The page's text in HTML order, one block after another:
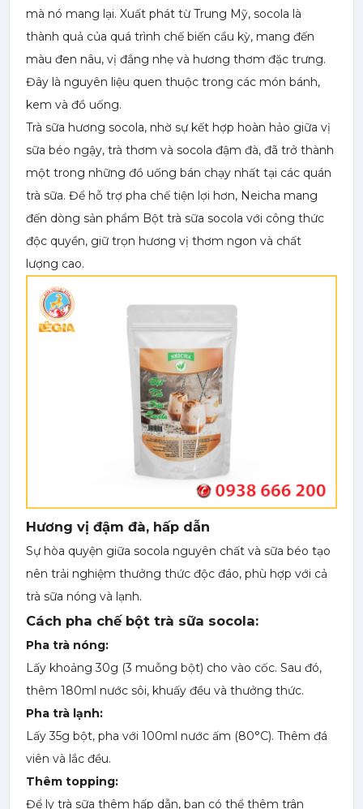
mà nó mang lại. Xuất phát từ Trung Mỹ, socola là
thành quả của quá trình chế biến cầu kỳ, mang đến
màu đen nâu, vị đắng nhẹ và hương thơm đặc trưng.
Đây là nguyên liệu quen thuộc trong các món bánh,
kem và đồ uống.
Trà sữa hương socola, nhờ sự kết hợp hoàn hảo giữa vị
sữa béo ngậy, trà thơm và socola đậm đà, đã trở thành
một trong những đồ uống bán chạy nhất tại các quán
trà sữa. Để hỗ trợ pha chế tiện lợi hơn, Neicha mang
đến dòng sản phẩm Bột trà sữa socola với công thức
độc quyền, giữ trọn hương vị thơm ngon và chất
lượng cao.
Hương vị đậm đà, hấp dẫn
Sự hòa quyện giữa socola nguyên chất và sữa béo tạo
nên trải nghiệm thưởng thức độc đáo, phù hợp với cả
trà sữa nóng và lạnh.
Cách pha chế bột trà sữa socola:
Pha trà nóng:
Lấy khoảng 30g (3 muỗng bột) cho vào cốc. Sau đó,
thêm 180ml nước sôi, khuấy đều và thưởng thức.
Pha trà lạnh:
Lấy 35g bột, pha với 100ml nước ấm (80°C). Thêm đá
viên và lắc đều.
Thêm topping:
Để ly trà sữa thêm hấp dẫn, bạn có thể thêm trân